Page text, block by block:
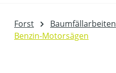
Forst Baumfällarbeiten
Benzin-Motorsägen